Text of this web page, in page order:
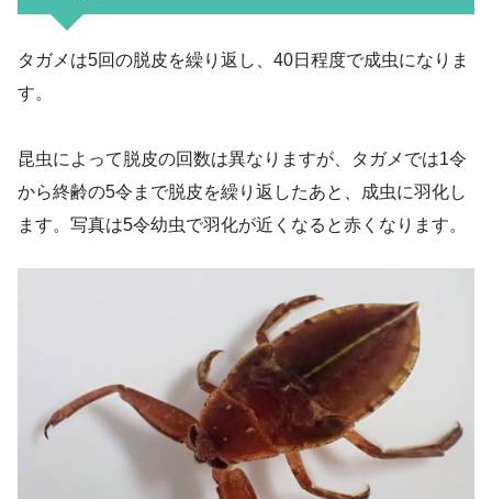
タガメは5回の脱皮を繰り返し、40日程度で成虫になりま
す。
昆虫によって脱皮の回数は異なりますが、タガメでは1令
から終齢の5令まで脱皮を繰り返したあと、成虫に羽化し
ます。写真は5令幼虫で羽化が近くなると赤くなります。